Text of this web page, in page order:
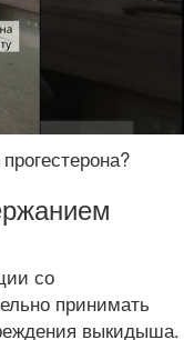
со
принимать
выкидыша.